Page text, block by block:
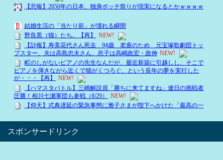
スポンサードリンク